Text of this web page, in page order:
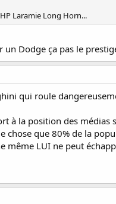
Laramie Long Horn...
Dodge ça pas le
qui roule
à la position des
chose que 80% de la
LUI ne peut